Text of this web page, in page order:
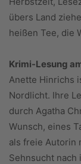
übers Land
heißen Tee, die
Krimi-Lesung
Anette Hinrichs
Nordlicht. Ihre
durch Agatha
Wunsch, eines
als freie Autorin
Sehnsucht